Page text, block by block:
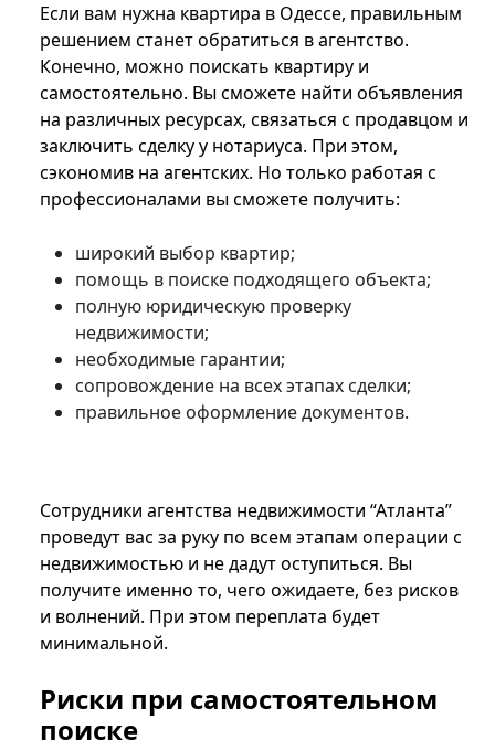
Если вам нужна квартира в Одессе, правильным
решением станет обратиться в агентство.
Конечно, можно поискать квартиру и
самостоятельно. Вы сможете найти объявления
на различных ресурсах, связаться с продавцом и
заключить сделку у нотариуса. При этом,
сэкономив на агентских. Но только работая с
профессионалами вы сможете получить:
широкий выбор квартир;
помощь в поиске подходящего объекта;
полную юридическую проверку
недвижимости;
необходимые гарантии;
сопровождение на всех этапах сделки;
правильное оформление документов.
Сотрудники агентства недвижимости “Атланта”
проведут вас за руку по всем этапам операции с
недвижимостью и не дадут оступиться. Вы
получите именно то, чего ожидаете, без рисков
и волнений. При этом переплата будет
минимальной.
Риски при самостоятельном
поиске